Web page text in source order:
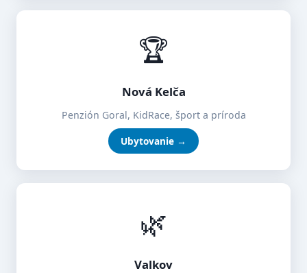
🏆
Nová Kelča
Penzión Goral, KidRace, šport a príroda
Ubytovanie →
🌿
Valkov